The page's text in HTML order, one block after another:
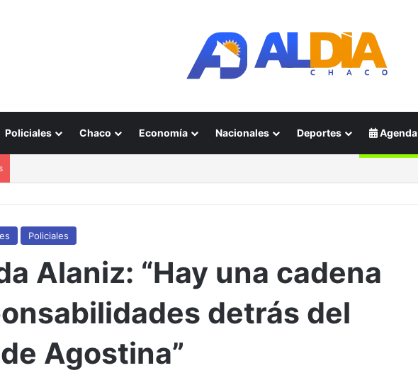
Policiales Chaco Economía Nacionales Deportes Agenda
Policiales
Alaniz: “Hay una cadena
detrás del
Agostina”